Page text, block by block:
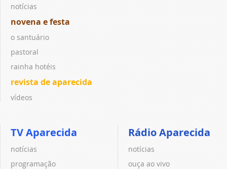
notícias
novena e festa
o santuário
pastoral
rainha hotéis
revista de aparecida
vídeos
TV Aparecida
notícias
programação
Rádio Aparecida
notícias
ouça ao vivo